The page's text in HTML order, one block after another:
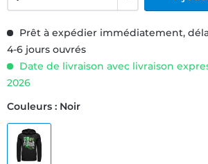
Prêt à expédier immédiatement,
4-6 jours ouvrés
Date de livraison avec livraison
2026
Couleurs : Noir